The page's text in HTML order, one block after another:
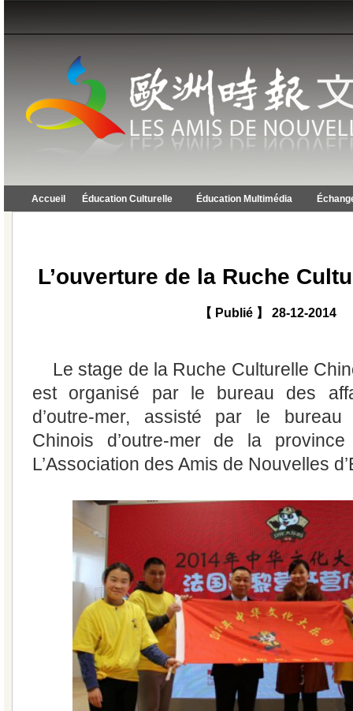
Accueil Éducation Culturelle Éducation Multimédia
L’ouverture de la Ruche
【 Publié 】 28-12-2014
Le stage de la Ruche Culturelle
est organisé par le bureau des
d’outre-mer, assisté par le
Chinois d’outre-mer de la
L’Association des Amis de Nouvelles